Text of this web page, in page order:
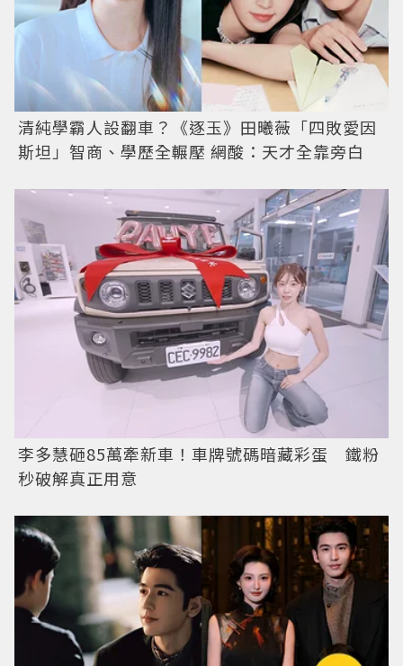
清純學霸人設翻車？《逐玉》田曦薇「四敗愛因
斯坦」智商、學歷全輾壓 網酸：天才全靠旁白
李多慧砸85萬牽新車！車牌號碼暗藏彩蛋 鐵粉
秒破解真正用意